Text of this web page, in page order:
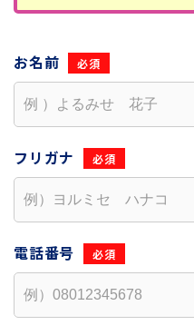
お名前
フリガナ
電話番号